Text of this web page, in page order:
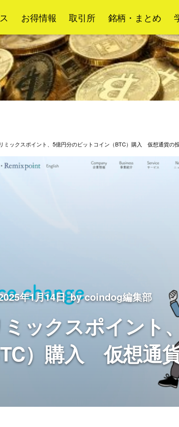
お得情報 取引所 銘柄・まとめ
ミックスポイント、5億円分のビットコイン（BTC）購入 仮想通貨の
年1月14日 by coindog編集部
ックスポイント
）購入 仮想通